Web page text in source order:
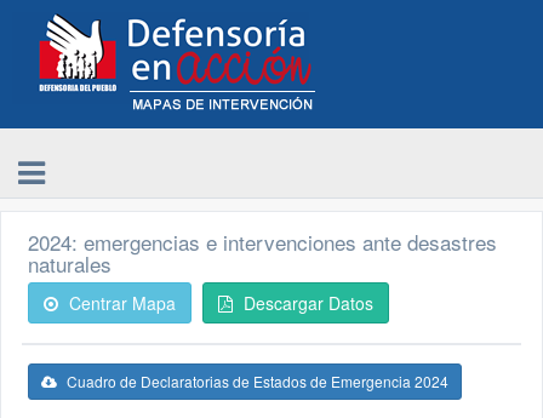
2024: emergencias e intervenciones ante desastres
naturales
Centrar Mapa Descargar Datos
Cuadro de Declaratorias de Estados de Emergencia 2024